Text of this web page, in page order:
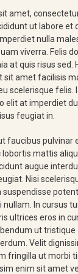
amet,
ut labore et
nulla
viverra. Felis
at quis risus
sit amet facilisis
scelerisque felis.
elit at imperdiet
feugiat in.
faucibus pulvinar
mattis
augue
Nisi
suspendisse
In cursus
ultrices eros in
ut tristique
Velit
fringilla ut morbi
enim sit amet